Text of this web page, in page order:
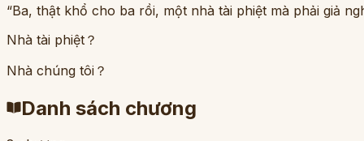
“Ba, thật khổ cho ba rồi, một nhà tài phiệt mà phải giả
Nhà tài phiệt？
Nhà chúng tôi？
Danh sách chương